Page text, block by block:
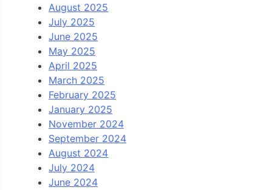
August 2025
July 2025
June 2025
May 2025
April 2025
March 2025
February 2025
January 2025
November 2024
September 2024
August 2024
July 2024
June 2024